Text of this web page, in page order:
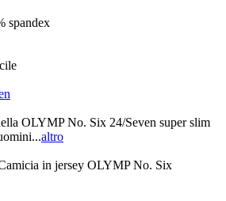
spandex
OLYMP No. Six 24/Seven super slim
altro
in jersey OLYMP No. Six